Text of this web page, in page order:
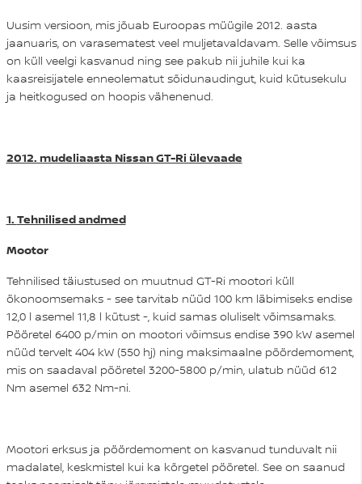
Uusim versioon, mis jõuab Euroopas müügile 2012. aasta
jaanuaris, on varasematest veel muljetavaldavam. Selle võimsus
on küll veelgi kasvanud ning see pakub nii juhile kui ka
kaasreisijatele enneolematut sõidunaudingut, kuid kütusekulu
ja heitkogused on hoopis vähenenud.
2012. mudeliaasta Nissan GT-Ri ülevaade
1. Tehnilised andmed
Mootor
Tehnilised täiustused on muutnud GT-Ri mootori küll
ökonoomsemaks - see tarvitab nüüd 100 km läbimiseks endise
12,0 l asemel 11,8 l kütust -, kuid samas oluliselt võimsamaks.
Pööretel 6400 p/min on mootori võimsus endise 390 kW asemel
nüüd tervelt 404 kW (550 hj) ning maksimaalne pöördemoment,
mis on saadaval pööretel 3200-5800 p/min, ulatub nüüd 612
Nm asemel 632 Nm-ni.
Mootori erksus ja pöördemoment on kasvanud tunduvalt nii
madalatel, keskmistel kui ka kõrgetel pööretel. See on saanud